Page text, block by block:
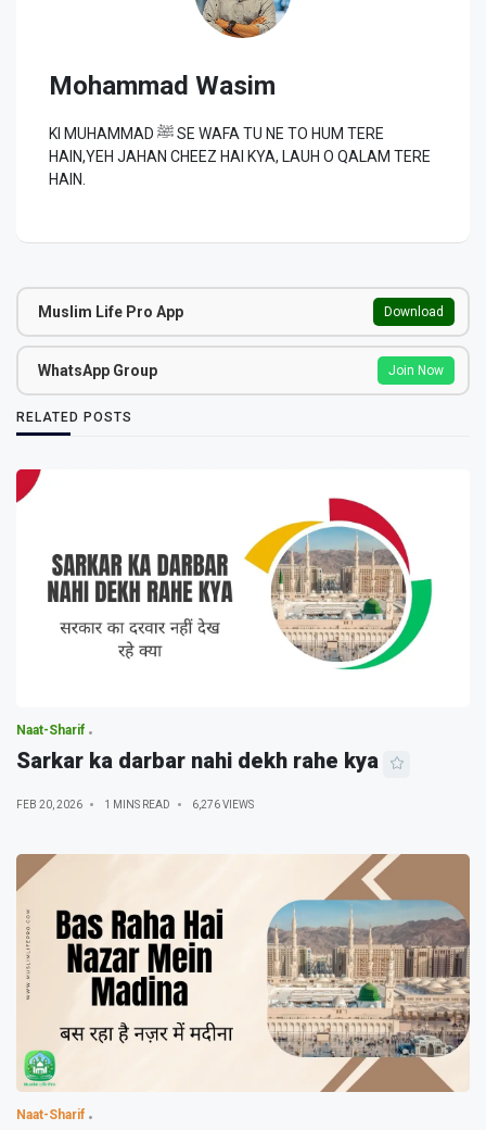
Mohammad Wasim
KI MUHAMMAD ﷺ SE WAFA TU NE TO HUM TERE
HAIN,YEH JAHAN CHEEZ HAI KYA, LAUH O QALAM TERE
HAIN.
Muslim Life Pro App Download
WhatsApp Group Join Now
RELATED POSTS
Naat-Sharif
Sarkar ka darbar nahi dekh rahe kya
FEB 20, 2026 1 MINS READ 6,276 VIEWS
Naat-Sharif